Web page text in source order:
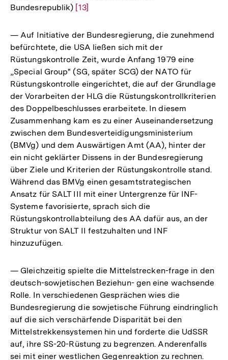
Bundesrepublik) Zur
der
Fußnote
[13]
— Auf Initiative der Bundesregierung, die zunehmend
befürchtete, die USA ließen sich mit der
Rüstungskontrolle Zeit, wurde Anfang 1979 eine
„Special Group" (SG, später SCG) der NATO für
Rüstungskontrolle eingerichtet, die auf der Grundlage
der Vorarbeiten der HLG die Rüstungskontrollkriterien
des Doppelbeschlusses erarbeitete. In diesem
Zusammenhang kam es zu einer Auseinandersetzung
zwischen dem Bundesverteidigungsministerium
(BMVg) und dem Auswärtigen Amt (AA), hinter der
ein nicht geklärter Dissens in der Bundesregierung
über Ziele und Kriterien der Rüstungskontrolle stand.
Während das BMVg einen gesamtstrategischen
Ansatz für SALT III mit einer Untergrenze für INF-
Systeme favorisierte, sprach sich die
Rüstungskontrollabteilung des AA dafür aus, an der
Struktur von SALT II festzuhalten und INF
hinzuzufügen.
— Gleichzeitig spielte die Mittelstrecken-frage in den
deutsch-sowjetischen Beziehun- gen eine wachsende
Rolle. In verschiedenen Gesprächen wies die
Bundesregierung die sowjetische Führung eindringlich
auf die sich verschärfende Disparität bei den
Mittelstrekkensystemen hin und forderte die UdSSR
auf, ihre SS-20-Rüstung zu begrenzen. Anderenfalls
sei mit einer westlichen Gegenreaktion zu rechnen.